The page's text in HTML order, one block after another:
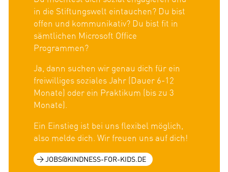
in die Stiftungswelt eintauchen? Du bist
offen und kommunikativ? Du bist fit in
sämtlichen Microsoft Office
Programmen?
Ja, dann suchen wir genau dich für ein
freiwilliges soziales Jahr (Dauer 6-12
Monate) oder ein Praktikum (bis zu 3
Monate).
Ein Einstieg ist bei uns flexibel möglich,
also melde dich. Wir freuen uns auf dich!
JOBS@KINDNESS-FOR-KIDS.DE